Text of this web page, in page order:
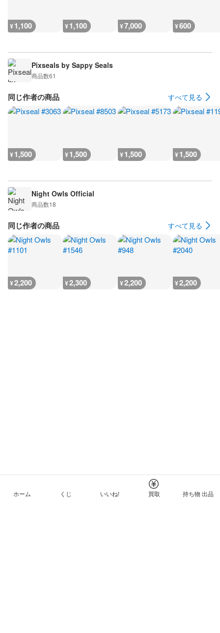
¥1,100 ¥1,100 ¥7,000 ¥600
Pixseals by Sappy Seals
商品数61
同じ作者の商品 すべて見る
¥1,500 ¥1,500 ¥1,500 ¥1,500
Night Owls Official
商品数18
同じ作者の商品 すべて見る
¥2,200 ¥2,300 ¥2,200 ¥2,200
ホーム くじ いいね! 買取 持ち物 出品